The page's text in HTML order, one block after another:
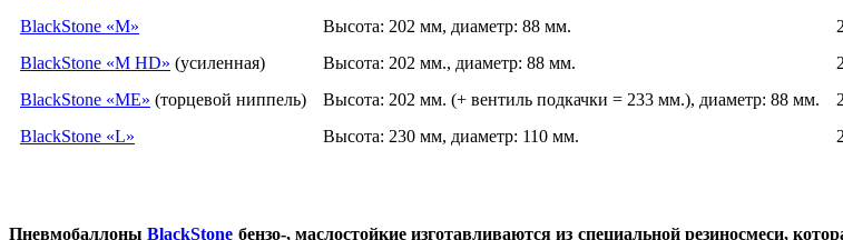
BlackStone «M»
Высота: 202 мм, диаметр: 88 мм.
BlackStone «M HD» (усиленная) Высота: 202 мм., диаметр: 88 мм.
BlackStone «ME» (торцевой ниппель) Высота: 202 мм. (+ вентиль подкачки = 233 мм.), диаметр: 88 мм.
BlackStone «L»
Высота: 230 мм, диаметр: 110 мм.
ПневмобаллоныBlackStone бензо-, маслостойкие изготавливаются из специальной резиносмеси,